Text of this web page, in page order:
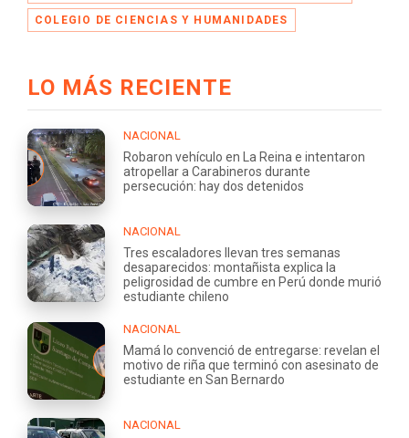
COLEGIO DE CIENCIAS Y HUMANIDADES
LO MÁS RECIENTE
NACIONAL
Robaron vehículo en La Reina e intentaron
atropellar a Carabineros durante
persecución: hay dos detenidos
NACIONAL
Tres escaladores llevan tres semanas
desaparecidos: montañista explica la
peligrosidad de cumbre en Perú donde murió
estudiante chileno
NACIONAL
Mamá lo convenció de entregarse: revelan el
motivo de riña que terminó con asesinato de
estudiante en San Bernardo
NACIONAL